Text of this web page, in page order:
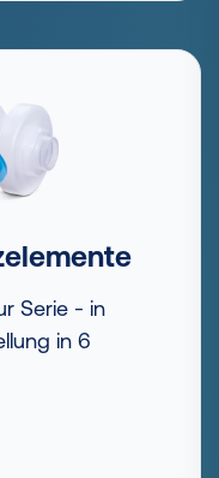
Serie - in
in 6